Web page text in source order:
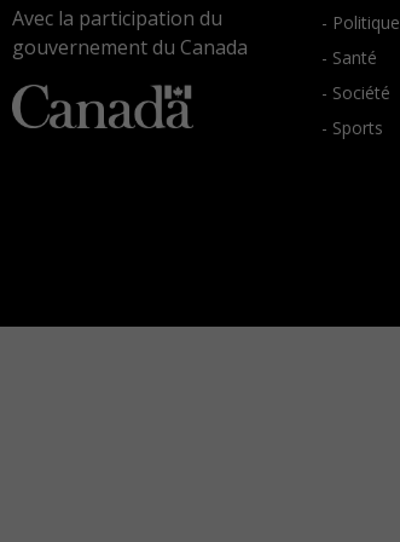
Avec la participation du
gouvernement du Canada
- Politique
- Santé
- Société
- Sports